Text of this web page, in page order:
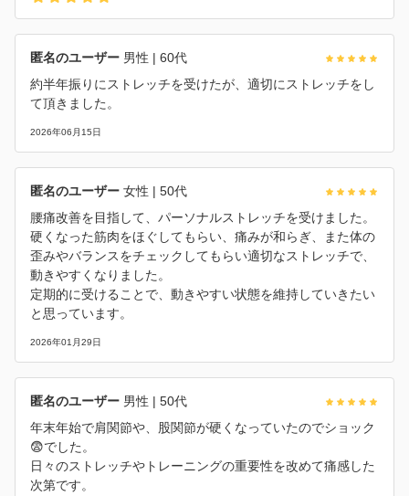
匿名のユーザー 男性 | 60代
約半年振りにストレッチを受けたが、適切にストレッチをし
て頂きました。
2026年06月15日
匿名のユーザー 女性 | 50代
腰痛改善を目指して、パーソナルストレッチを受けました。
硬くなった筋肉をほぐしてもらい、痛みが和らぎ、また体の
歪みやバランスをチェックしてもらい適切なストレッチで、
動きやすくなりました。
定期的に受けることで、動きやすい状態を維持していきたい
と思っています。
2026年01月29日
匿名のユーザー 男性 | 50代
年末年始で肩関節や、股関節が硬くなっていたのでショック
😨でした。
日々のストレッチやトレーニングの重要性を改めて痛感した
次第です。